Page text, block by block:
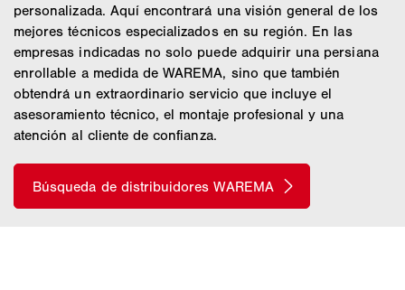
personalizada. Aquí encontrará una visión general de los
mejores técnicos especializados en su región. En las
empresas indicadas no solo puede adquirir una persiana
enrollable a medida de WAREMA, sino que también
obtendrá un extraordinario servicio que incluye el
asesoramiento técnico, el montaje profesional y una
atención al cliente de confianza.